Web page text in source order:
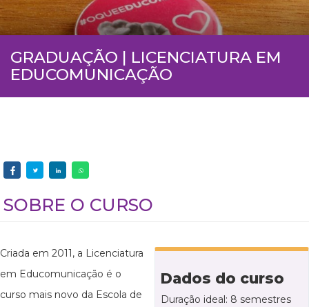
GRADUAÇÃO | LICENCIATURA EM
EDUCOMUNICAÇÃO
SOBRE O CURSO
Dados do curso
Duração ideal: 8 semestres
Criada em 2011, a Licenciatura
em Educomunicação é o
curso mais novo da Escola de